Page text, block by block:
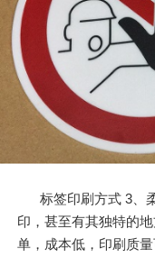
标签印刷方式 3、
印，甚至有其独特的
单，成本低，印刷质